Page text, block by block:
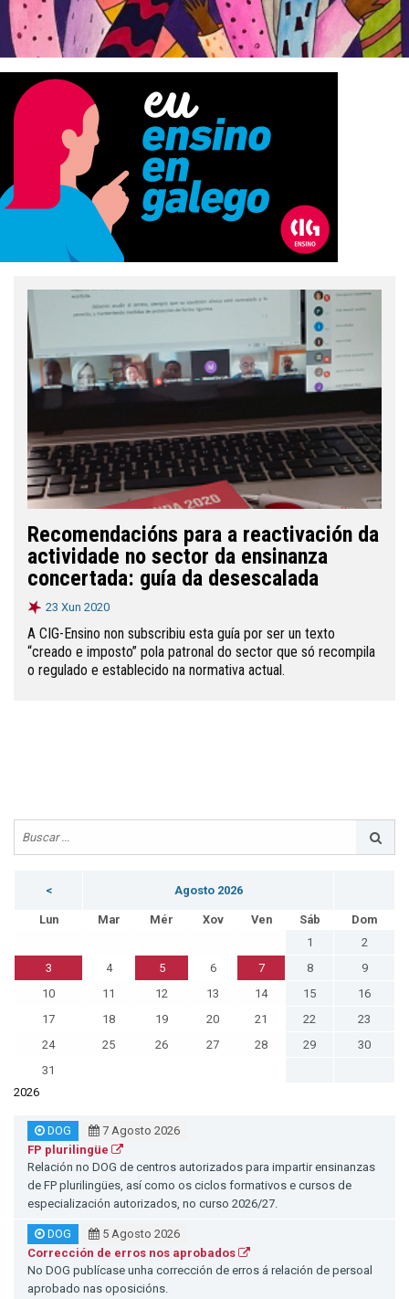
Recomendacións para a reactivación da
actividade no sector da ensinanza
concertada: guía da desescalada
23 Xun 2020
A CIG-Ensino non subscribiu esta guía por ser un texto
“creado e imposto” pola patronal do sector que só recompila
o regulado e establecido na normativa actual.
< Agosto 2026
Lun Mar Mér Xov Ven Sáb
Dom
1
2
3
4 5 6 7 8
9
10
11 12 13 14 15
16
17
18 19 20 21 22
23
24
25 26 27 28 29
30
31
2026
DOG
7 Agosto 2026
FP plurilingüe
Relación no DOG de centros autorizados para impartir ensinanzas
de FP plurilingües, así como os ciclos formativos e cursos de
especialización autorizados, no curso 2026/27.
DOG
5 Agosto 2026
Corrección de erros nos aprobados
No DOG publícase unha corrección de erros á relación de persoal
aprobado nas oposicións.